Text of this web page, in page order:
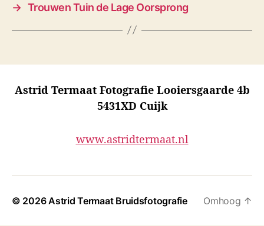
→ Trouwen Tuin de Lage Oorsprong
Astrid Termaat Fotografie Looiersgaarde 4b
5431XD Cuijk
www.astridtermaat.nl
© 2026Astrid Termaat Bruidsfotografie Omhoog ↑